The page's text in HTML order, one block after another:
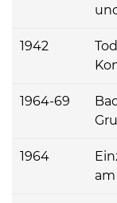
1942
1964-69
1964